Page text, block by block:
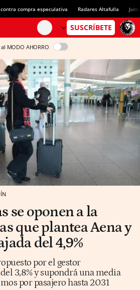
contra compra especulativa Radares Altafulla
al MODO AHORRO
se oponen a la
que plantea Aena y
del 4,9%
por el gestor
3,8% y supondrá una media
por pasajero hasta 2031